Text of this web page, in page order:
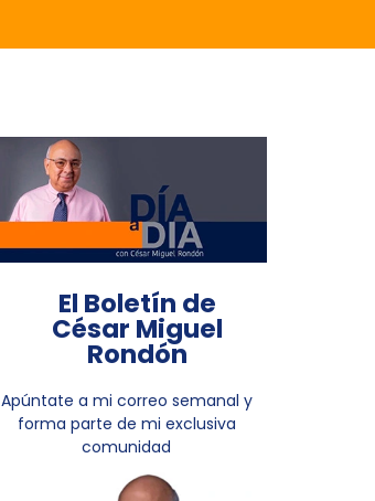
El Boletín de
César Miguel
Rondón
Apúntate a mi correo semanal y
forma parte de mi exclusiva
comunidad